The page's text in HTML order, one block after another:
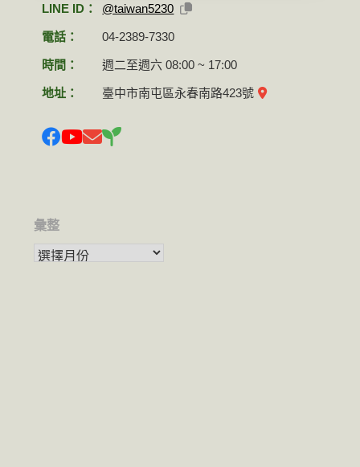
LINE ID： @taiwan5230
電話： 04-2389-7330
時間： 週二至週六 08:00 ~ 17:00
地址： 臺中市南屯區永春南路423號
彙整
彙整